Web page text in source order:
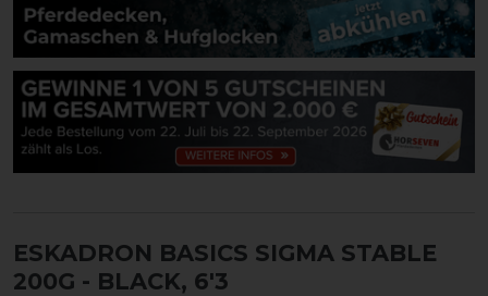
ESKADRON BASICS SIGMA STABLE
200G - BLACK, 6'3